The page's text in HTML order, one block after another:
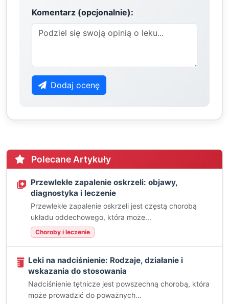
Komentarz (opcjonalnie):
Dodaj ocenę
Polecane Artykuły
Przewlekłe zapalenie oskrzeli: objawy,
diagnostyka i leczenie
Przewlekłe zapalenie oskrzeli jest częstą chorobą
układu oddechowego, która może...
Choroby i leczenie
Leki na nadciśnienie: Rodzaje, działanie i
wskazania do stosowania
Nadciśnienie tętnicze jest powszechną chorobą, która
może prowadzić do poważnych...